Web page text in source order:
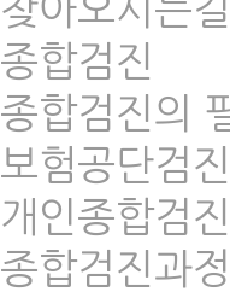
찾아오시는길
종합검진
종합검진의
보험공단검진
개인종합검진
종합검진과정